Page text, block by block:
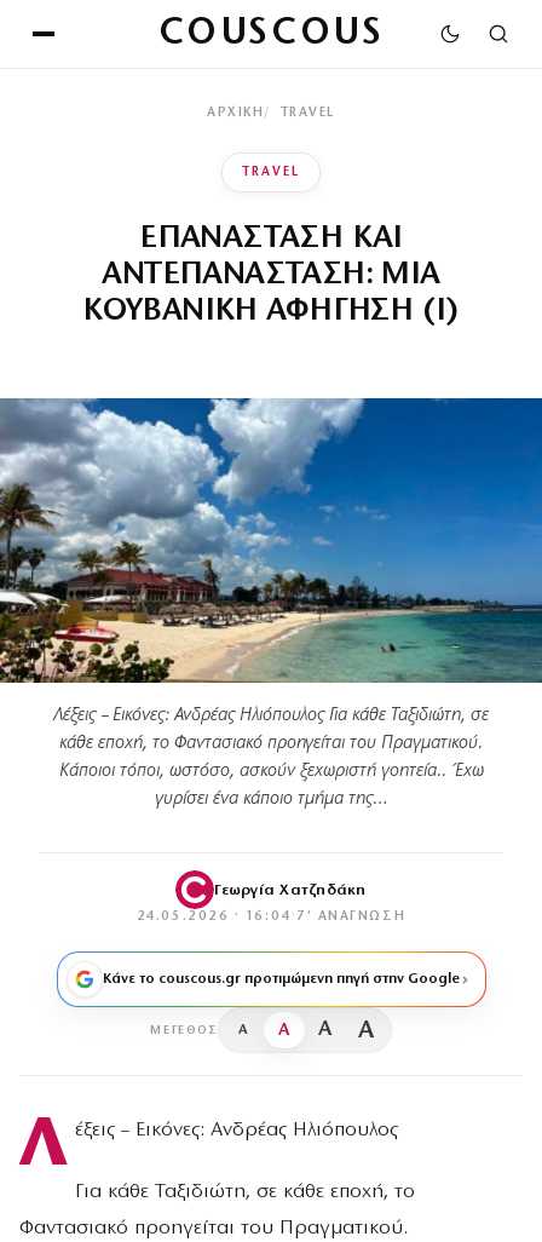
COUSCOUS
ΑΡΧΙΚΉ TRAVEL
TRAVEL
ΕΠΑΝΑΣΤΑΣΗ ΚΑΙ
ΑΝΤΕΠΑΝΑΣΤΑΣΗ: ΜΙΑ
ΚΟΥΒΑΝΙΚΗ ΑΦΗΓΗΣΗ (Ι)
Λέξεις – Εικόνες: Ανδρέας Ηλιόπουλος Για κάθε Ταξιδιώτη, σε
κάθε εποχή, το Φαντασιακό προηγείται του Πραγματικού.
Κάποιοι τόποι, ωστόσο, ασκούν ξεχωριστή γοητεία.. Έχω
γυρίσει ένα κάποιο τμήμα της…
Γεωργία Χατζηδάκη
24.05.2026 · 16:04 · 7′ ΑΝΆΓΝΩΣΗ
Κάνε το couscous.gr προτιμώμενη πηγή στην Google
ΜΈΓΕΘΟΣ A A A A
Λ έξεις – Εικόνες: Ανδρέας Ηλιόπουλος
Για κάθε Ταξιδιώτη, σε κάθε εποχή, το
Φαντασιακό προηγείται του Πραγματικού.